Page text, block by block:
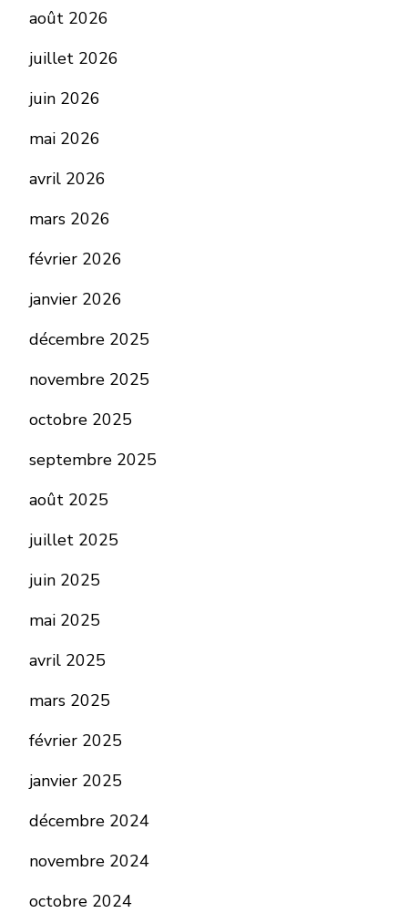
août 2026
juillet 2026
juin 2026
mai 2026
avril 2026
mars 2026
février 2026
janvier 2026
décembre 2025
novembre 2025
octobre 2025
septembre 2025
août 2025
juillet 2025
juin 2025
mai 2025
avril 2025
mars 2025
février 2025
janvier 2025
décembre 2024
novembre 2024
octobre 2024